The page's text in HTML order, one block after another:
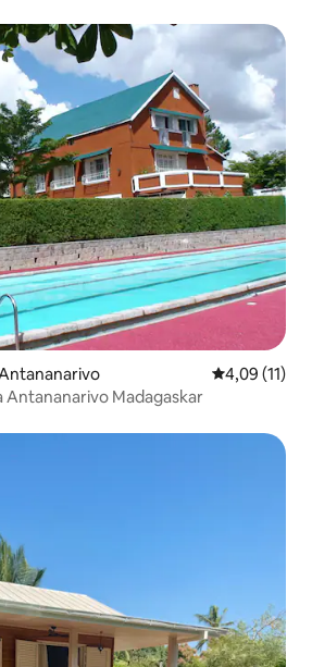
4,09 (11)
Antananarivo Madagaskar